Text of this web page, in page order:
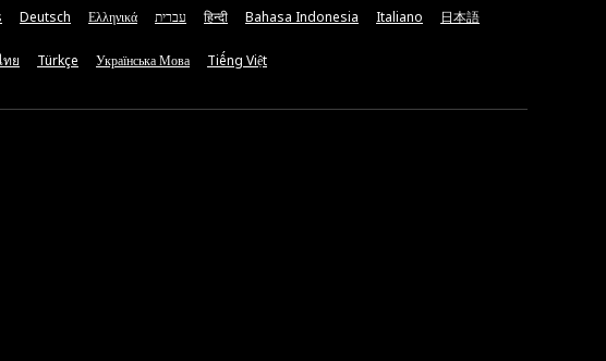
Deutsch Ελληνικά עברית हिन्दी Bahasa Indonesia Italiano 日本語
ทย Türkçe Українська Мова Tiếng Việt